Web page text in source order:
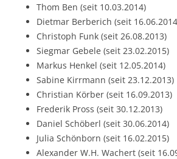
Thom Ben (seit 10.03.2014)
Dietmar Berberich (seit
Christoph Funk (seit 26.08.2013)
Siegmar Gebele (seit 23.02.2015)
Markus Henkel (seit 12.05.2014)
Sabine Kirrmann (seit 23.12.2013)
Christian Körber (seit 16.09.2013)
Frederik Pross (seit 30.12.2013)
Daniel Schöberl (seit 30.06.2014)
Julia Schönborn (seit 16.02.2015)
Alexander W.H. Wachert (seit